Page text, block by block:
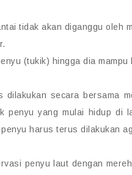
tidak akan diganggu oleh
(tukik) hingga dia
secara bersama
penyu yang mulai hidup di
harus terus dilakukan
penyu laut dengan